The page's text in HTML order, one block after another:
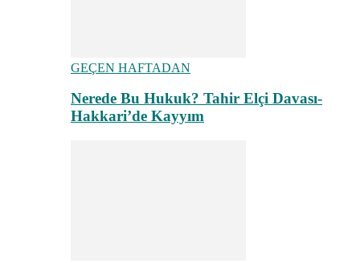
GEÇEN HAFTADAN
Nerede Bu Hukuk? Tahir Elçi Davası-
Hakkari’de Kayyım